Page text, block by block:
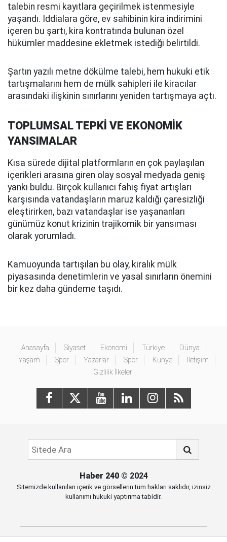
talebin resmi kayıtlara geçirilmek istenmesiyle
yaşandı. İddialara göre, ev sahibinin kira indirimini
içeren bu şartı, kira kontratında bulunan özel
hükümler maddesine ekletmek istediği belirtildi.
Şartın yazılı metne dökülme talebi, hem hukuki etik
tartışmalarını hem de mülk sahipleri ile kiracılar
arasındaki ilişkinin sınırlarını yeniden tartışmaya açtı.
TOPLUMSAL TEPKİ VE EKONOMİK
YANSIMALAR
Kısa sürede dijital platformların en çok paylaşılan
içerikleri arasına giren olay sosyal medyada geniş
yankı buldu. Birçok kullanıcı fahiş fiyat artışları
karşısında vatandaşların maruz kaldığı çaresizliği
eleştirirken, bazı vatandaşlar ise yaşananları
günümüz konut krizinin trajikomik bir yansıması
olarak yorumladı.
Kamuoyunda tartışılan bu olay, kiralık mülk
piyasasında denetimlerin ve yasal sınırların önemini
bir kez daha gündeme taşıdı.
Anasayfa Siyaset Ekonomi Türkiye
Dünya
Yaşam
Spor Yazarlar Spor Künye
İletişim
Gizlilik İlkeleri
Haber 240© 2024
Sitemizde kullanılan içerik ve görsellerin tüm hakları saklıdır, izinsiz
kullanımı hukuki yaptırıma tabidir.